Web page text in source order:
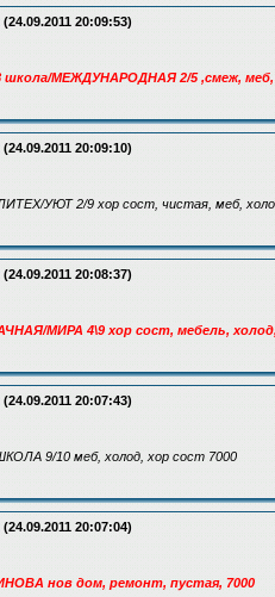
(24.09.2011 20:09:53)
школа/МЕЖДУНАРОДНАЯ 2/5 ,смеж, меб,
(24.09.2011 20:09:10)
УЮТ 2/9 хор сост, чистая, меб,
(24.09.2011 20:08:37)
МИРА 4\9 хор сост, мебель,
(24.09.2011 20:07:43)
9/10 меб, холод, хор сост 7000
(24.09.2011 20:07:04)
нов дом, ремонт, пустая, 7000